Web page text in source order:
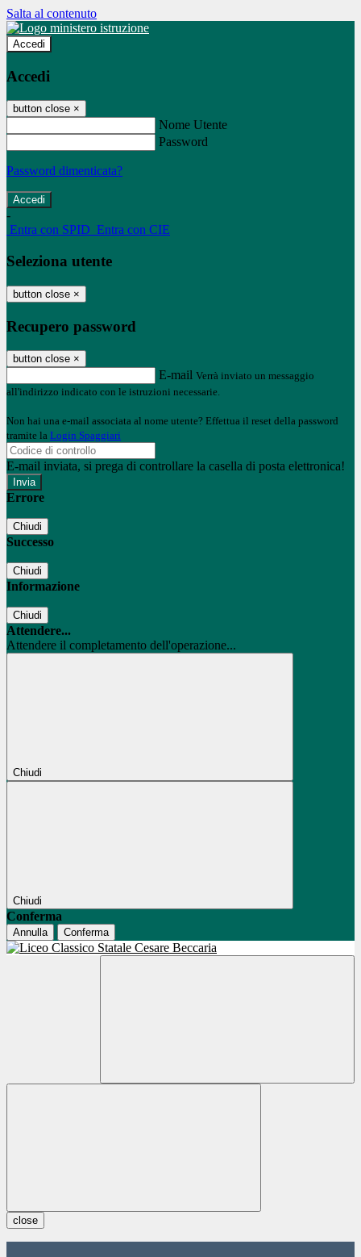
Salta al contenuto
Accedi
Accedi
button close ×
Nome Utente
Password
Password dimenticata?
-
Entra con SPID Entra con CIE
Seleziona utente
button close ×
Recupero password
button close ×
E-mail Verrà inviato un messaggio
all'indirizzo indicato con le istruzioni necessarie.
Non hai una e-mail associata al nome utente? Effettua il reset della password
tramite la Login Spaggiari
E-mail inviata, si prega di controllare la casella di posta elettronica!
Errore
Chiudi
Successo
Chiudi
Informazione
Chiudi
Attendere...
Attendere il completamento dell'operazione...
Chiudi
Chiudi
Conferma
Annulla Conferma
close